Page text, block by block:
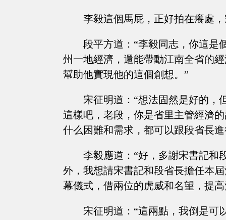
李毅這個馬屁，正好拍在癢處
段平方道：“李毅同志，你這是
州一地經濟，還能帶動江南全省的
幫助他實現他的這個創想。”
宋征明道：“想法固然是好的，
這樣吧，老段，你是省里主管經濟
什么困難和需求，都可以跟段省長
李毅應道：“好，多謝宋書記和
外，我想請宋書記和段省長擔任本
幕儀式，借兩位的虎威和名望，提
宋征明道：“這兩點，我倒是可